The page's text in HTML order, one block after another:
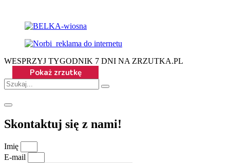
WESPRZYJ TYGODNIK 7 DNI NA ZRZUTKA.PL
Skontaktuj się z nami!
Imię
E-mail